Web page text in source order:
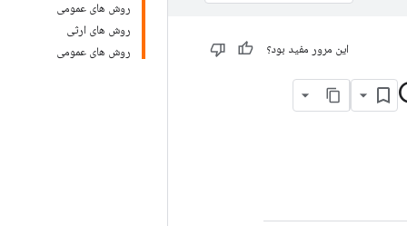
روش های عمومی
روش های ارثی
روش های عمومی
این مرور مفید بود؟